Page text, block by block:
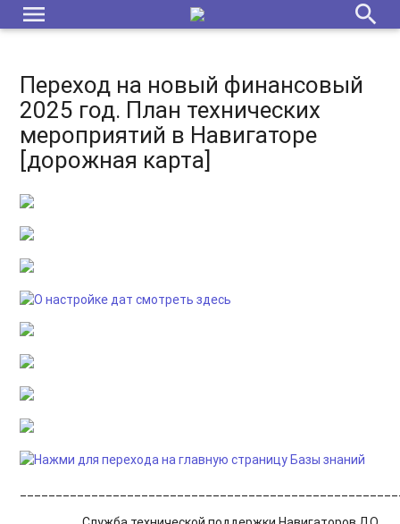
menu search
Переход на новый финансовый
2025 год. План технических
мероприятий в Навигаторе
[дорожная карта]